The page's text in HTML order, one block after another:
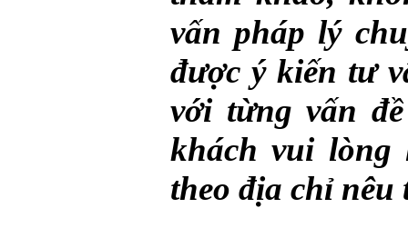
vấn pháp lý
được ý kiến tư
với từng vấn
khách vui lòng
theo địa chỉ nêu